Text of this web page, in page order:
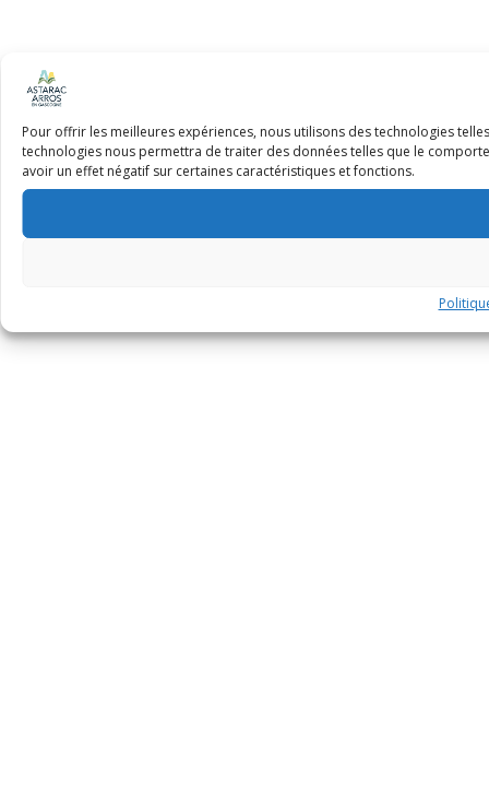
Pour offrir les meilleures expériences, nous utilisons des technologies
technologies nous permettra de traiter des données telles que le
avoir un effet négatif sur certaines caractéristiques et fonctions.